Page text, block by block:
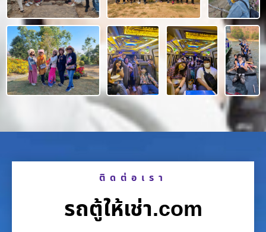
ติดต่อเรา
รถตู้ให้เช่า.com